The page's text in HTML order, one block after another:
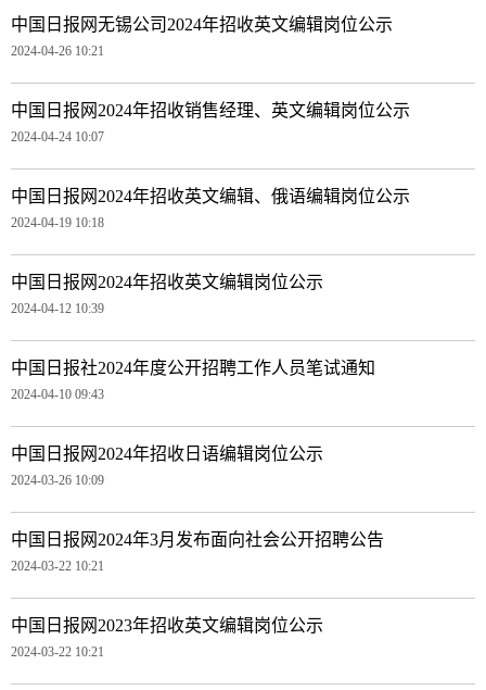
中国日报网无锡公司2024年招收英文编辑岗位公示
2024-04-26 10:21
中国日报网2024年招收销售经理、英文编辑岗位公示
2024-04-24 10:07
中国日报网2024年招收英文编辑、俄语编辑岗位公示
2024-04-19 10:18
中国日报网2024年招收英文编辑岗位公示
2024-04-12 10:39
中国日报社2024年度公开招聘工作人员笔试通知
2024-04-10 09:43
中国日报网2024年招收日语编辑岗位公示
2024-03-26 10:09
中国日报网2024年3月发布面向社会公开招聘公告
2024-03-22 10:21
中国日报网2023年招收英文编辑岗位公示
2024-03-22 10:21